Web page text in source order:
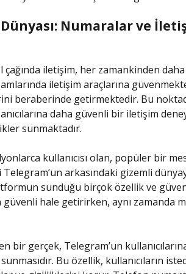
Numaralar ve
iletişim, her zamankinden
iletişim araçlarına
beraberinde getirmektedir. Bu
daha güvenli bir iletişim
sunmaktadır.
kullanıcısı olan, popüler bir
arkasındaki gizemli
sunduğu birçok özellik ve
güvenli hale getirirken, aynı zamanda
bir gerçek, Telegram’un
Bu özellik, kullanıcıların